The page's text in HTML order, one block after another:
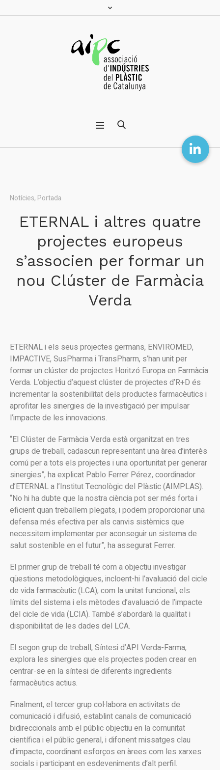
Notícies, Portada
ETERNAL i altres quatre
projectes europeus
s’associen per formar un
nou Clúster de Farmàcia
Verda
ETERNAL i els seus projectes germans, ENVIROMED,
IMPACTIVE, SusPharma i TransPharm, s’han unit per
formar un clúster de projectes Horitzó Europa en Farmàcia
Verda. L’objectiu d’aquest clúster de projectes d’R+D és
incrementar la sostenibilitat dels productes farmacèutics i
aprofitar les sinergies de la investigació per impulsar
l’impacte de les innovacions.
“El Clúster de Farmàcia Verda està organitzat en tres
grups de treball, cadascun representant una àrea d’interès
comú per a tots els projectes i una oportunitat per generar
sinergies”, ha explicat Pablo Ferrer Pérez, coordinador
d’ETERNAL a l’Institut Tecnològic del Plàstic (AIMPLAS).
“No hi ha dubte que la nostra ciència pot ser més forta i
eficient quan treballem plegats, i podem proporcionar una
defensa més efectiva per als canvis sistèmics que
necessitem implementar per aconseguir un sistema de
salut sostenible en el futur”, ha assegurat Ferrer.
El primer grup de treball té com a objectiu investigar
qüestions metodològiques, incloent-hi l’avaluació del cicle
de vida farmacèutic (LCA), com la unitat funcional, els
límits del sistema i els mètodes d’avaluació de l’impacte
del cicle de vida (LCIA). També s’abordarà la qualitat i
disponibilitat de les dades del LCA.
El segon grup de treball, Síntesi d’API Verda-Farma,
explora les sinergies que els projectes poden crear en
centrar-se en la síntesi de diferents ingredients
farmacèutics actius.
Finalment, el tercer grup col·labora en activitats de
comunicació i difusió, establint canals de comunicació
bidireccionals amb el públic objectiu en la comunitat
científica i el públic general, i difonent missatges clau
d’impacte, coordinant esforços en àrees com les xarxes
socials i participant en esdeveniments d’alt perfil.